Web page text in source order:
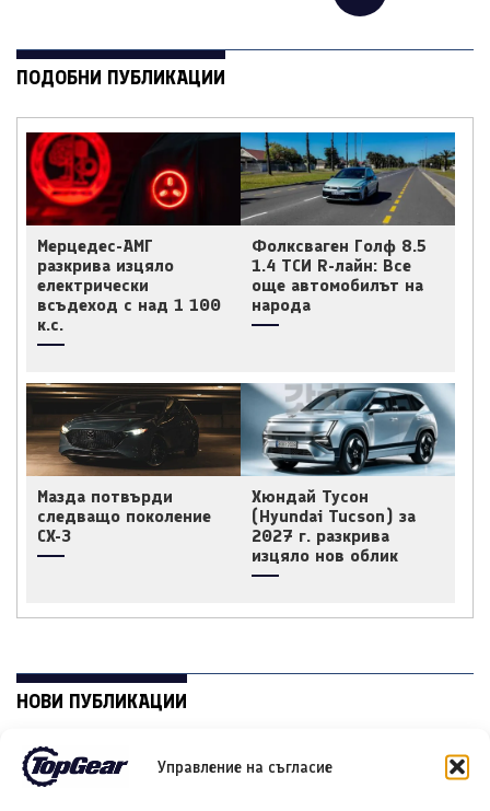
Управление на съгласие
ПОДОБНИ ПУБЛИКАЦИИ
Мерцедес-АМГ
разкрива изцяло
електрически
всъдеход с над 1 100
к.с.
Фолксваген Голф 8.5
1.4 ТСИ R-лайн: Все
още автомобилът на
народа
Мазда потвърди
следващо поколение
CX-3
Хюндай Тусон
(Hyundai Tucson) за
2027 г. разкрива
изцяло нов облик
НОВИ ПУБЛИКАЦИИ